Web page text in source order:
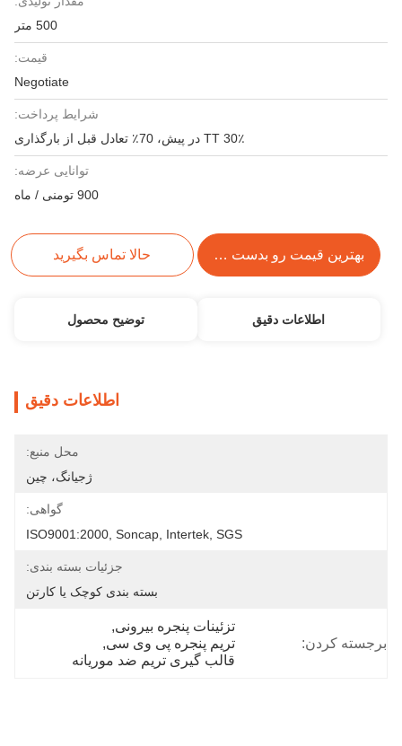
500 متر
قیمت:
Negotiate
شرایط پرداخت:
30٪ TT در پیش، 70٪ تعادل قبل از بارگذاری
توانایی عرضه:
900 تومنی / ماه
بهترین قیمت رو بدست بیار حالا تماس بگیرید
اطلاعات دقیق توضیح محصول
اطلاعات دقیق
محل منبع:
ژجیانگ، چین
گواهی:
ISO9001:2000, Soncap, Intertek, SGS
جزئیات بسته بندی:
بسته بندی کوچک یا کارتن
برجسته کردن:
تزئینات پنجره بیرونی ,
تریم پنجره پی وی سی ,
قالب گیری تریم ضد موریانه